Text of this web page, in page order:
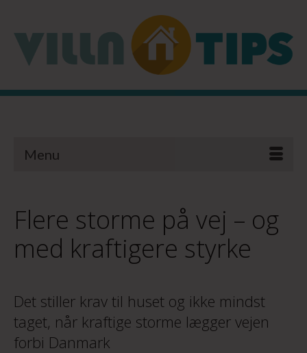
Menu
Flere storme på vej – og
med kraftigere styrke
Det stiller krav til huset og ikke mindst
taget, når kraftige storme lægger vejen
forbi Danmark